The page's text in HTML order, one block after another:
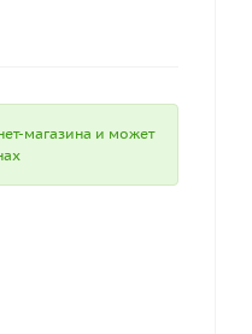
магазина и может